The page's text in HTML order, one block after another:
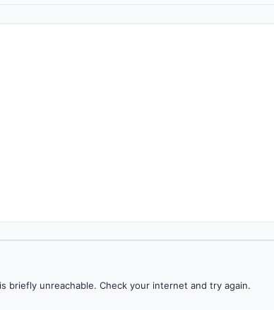
briefly unreachable. Check your internet and try again.